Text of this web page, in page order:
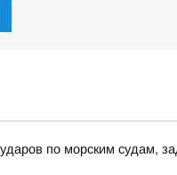
по морским судам,